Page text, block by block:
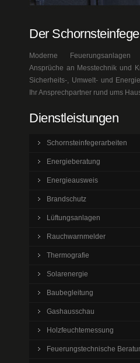
Der
Moderne
Ansprüche an Messtechnik und
Sicherheits-, Umwelt- und
Ihr Ansprechpartner rund ums
Dienstleistungen
Schornsteinfegerarbeiten
Energieberatung
Energieausweis
Brandschutz
Lüftungsanlagen
Rauchwarnmelder
Thermografie
Solarenergie
Baubegleitung
Gashausschau
Holzfeuchtemessung
Feuerungstechnische